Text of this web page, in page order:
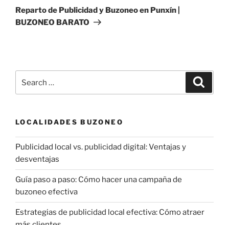
Post
Reparto de Publicidad y Buzoneo en Punxín |
BUZONEO BARATO
for:
LOCALIDADES BUZONEO
Publicidad local vs. publicidad digital: Ventajas y
desventajas
Guía paso a paso: Cómo hacer una campaña de
buzoneo efectiva
Estrategias de publicidad local efectiva: Cómo atraer